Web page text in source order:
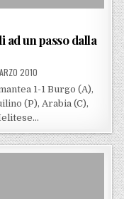
ad un passo dalla
ON2010
1-1 Burgo (A),
(P), Arabia (C),